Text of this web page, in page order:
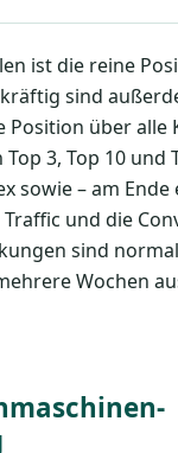
ist die reine
sind
über alle
3, Top 10 und
sowie – am Ende
und die
sind
Wochen